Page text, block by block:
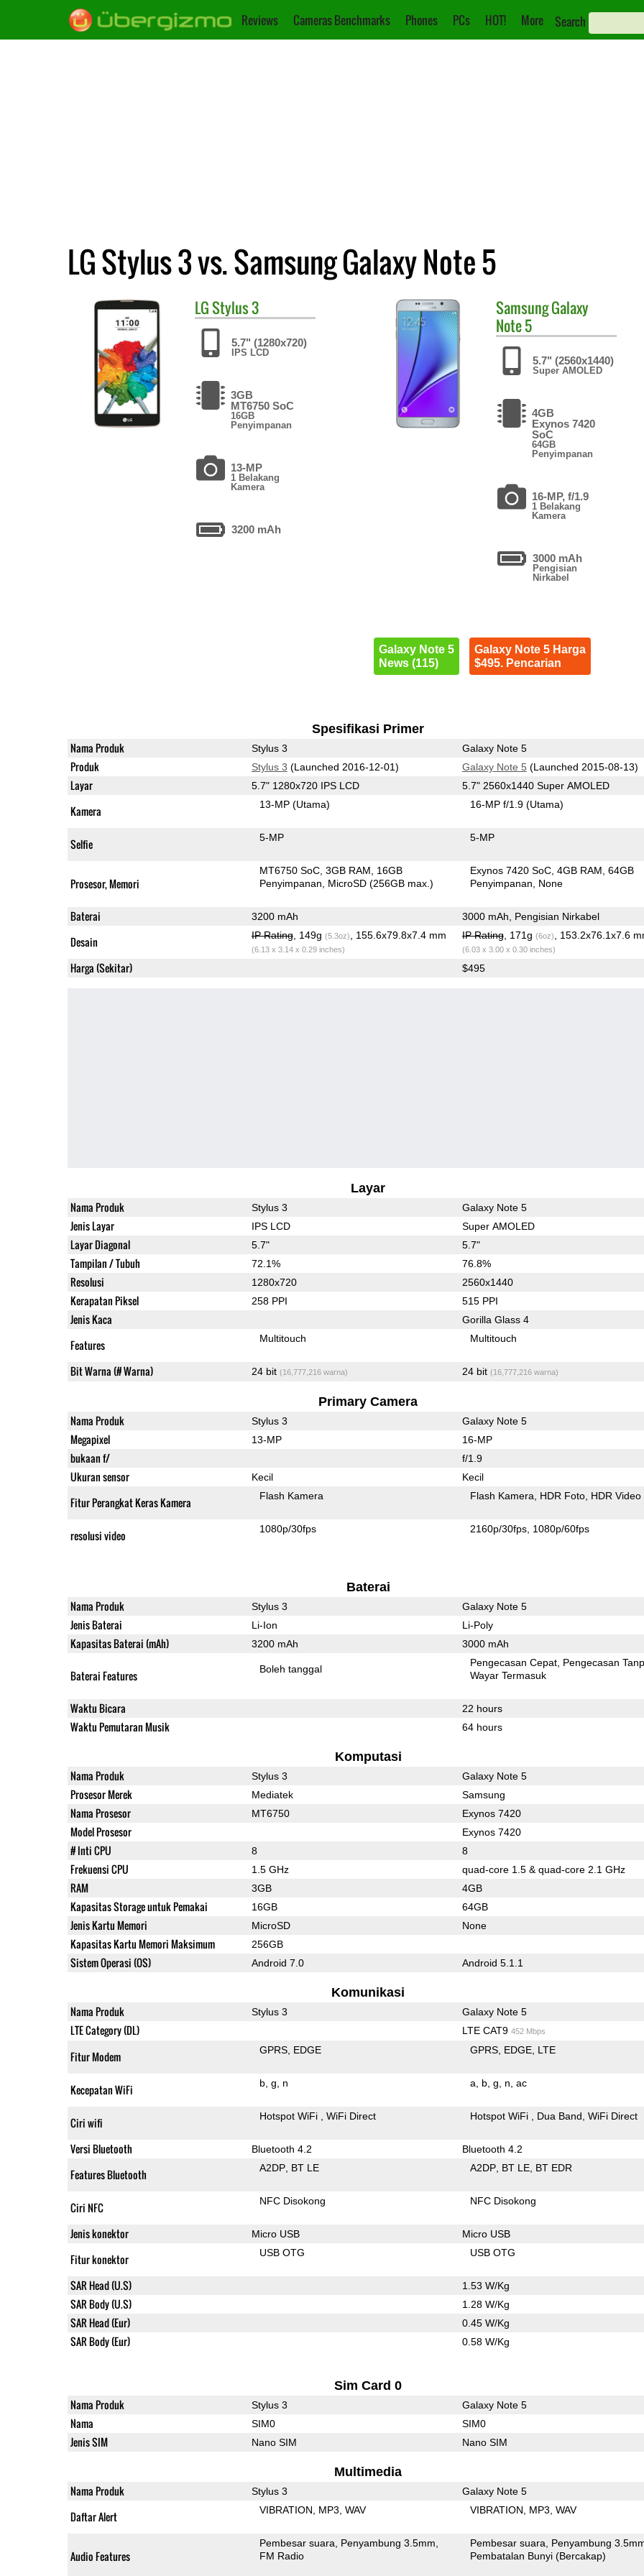
Reviews Cameras Benchmarks Phones PCs HOT! More Search
LG Stylus 3 vs. Samsung Galaxy Note 5
LGStylus 3
5.7" (1280x720)
IPS LCD
3GB
MT6750 SoC
16GB
Penyimpanan
13-MP
1 Belakang
Kamera
3200 mAh
SamsungGalaxy
Note 5
5.7" (2560x1440)
Super AMOLED
4GB
Exynos 7420
SoC
64GB
Penyimpanan
16-MP, f/1.9
1 Belakang
Kamera
3000 mAh
Pengisian
Nirkabel
Galaxy Note 5
News (115)
Galaxy Note 5 Harga
$495. Pencarian
Spesifikasi Primer
Nama Produk Stylus 3 Galaxy Note 5
Produk Stylus 3 (Launched 2016-12-01) Galaxy Note 5 (Launched 2015-08-13)
Layar 5.7" 1280x720 IPS LCD 5.7" 2560x1440 Super AMOLED
Kamera 13-MP(Utama) 16-MP f/1.9(Utama)
Selfie 5-MP 5-MP
Prosesor, Memori
MT6750 SoC 3GB RAM
16GB
Penyimpanan
MicroSD (256GB max.)
Exynos 7420 SoC 4GB RAM 64GB
Penyimpanan
None
Baterai 3200 mAh 3000 mAh, Pengisian Nirkabel
Desain IP Rating, 149g (5.3oz) , 155.6x79.8x7.4 mm
(6.13 x 3.14 x 0.29 inches)
IP Rating, 171g (6oz) , 153.2x76.1x7.6
(6.03 x 3.00 x 0.30 inches)
Harga (Sekitar) $495
Layar
Nama Produk Stylus 3 Galaxy Note 5
Jenis Layar IPS LCD Super AMOLED
Layar Diagonal 5.7" 5.7"
Tampilan / Tubuh 72.1% 76.8%
Resolusi 1280x720 2560x1440
Kerapatan Piksel 258 PPI 515 PPI
Jenis Kaca Gorilla Glass 4
Features Multitouch Multitouch
Bit Warna (# Warna) 24 bit (16,777,216 warna) 24 bit (16,777,216 warna)
Primary Camera
Nama Produk Stylus 3 Galaxy Note 5
Megapixel 13-MP 16-MP
bukaan f/ f/1.9
Ukuran sensor Kecil Kecil
Fitur Perangkat Keras Kamera Flash Kamera Flash Kamera HDR Foto HDR Video
resolusi video 1080p/30fps 2160p/30fps 1080p/60fps
Baterai
Nama Produk Stylus 3 Galaxy Note 5
Jenis Baterai Li-Ion Li-Poly
Kapasitas Baterai (mAh) 3200 mAh 3000 mAh
Baterai Features Boleh tanggal
Pengecasan Cepat Pengecasan
Wayar Termasuk
Waktu Bicara 22 hours
Waktu Pemutaran Musik 64 hours
Komputasi
Nama Produk Stylus 3 Galaxy Note 5
Prosesor Merek Mediatek Samsung
Nama Prosesor MT6750 Exynos 7420
Model Prosesor Exynos 7420
# Inti CPU 8 8
Frekuensi CPU 1.5 GHz quad-core 1.5 & quad-core 2.1 GHz
RAM 3GB 4GB
Kapasitas Storage untuk Pemakai 16GB 64GB
Jenis Kartu Memori MicroSD None
Kapasitas Kartu Memori Maksimum 256GB
Sistem Operasi (OS) Android 7.0 Android 5.1.1
Komunikasi
Nama Produk Stylus 3 Galaxy Note 5
LTE Category (DL) LTE CAT9 452 Mbps
Fitur Modem GPRS EDGE GPRS EDGE LTE
Kecepatan WiFi b g n a b g n ac
Ciri wifi Hotspot WiFi WiFi Direct Hotspot WiFi Dua Band WiFi Direct
Versi Bluetooth Bluetooth 4.2 Bluetooth 4.2
Features Bluetooth A2DP BT LE A2DP BT LE BT EDR
Ciri NFC NFC Disokong NFC Disokong
Jenis konektor Micro USB Micro USB
Fitur konektor USB OTG USB OTG
SAR Head (U.S) 1.53 W/Kg
SAR Body (U.S) 1.28 W/Kg
SAR Head (Eur) 0.45 W/Kg
SAR Body (Eur) 0.58 W/Kg
Sim Card 0
Nama Produk Stylus 3 Galaxy Note 5
Nama SIM0 SIM0
Jenis SIM Nano SIM Nano SIM
Multimedia
Nama Produk Stylus 3 Galaxy Note 5
Daftar Alert VIBRATION MP3 WAV VIBRATION MP3 WAV
Audio Features
Pembesar suara
Penyambung 3.5mm
FM Radio
Pembesar suara
Penyambung
Pembatalan Bunyi (Bercakap)